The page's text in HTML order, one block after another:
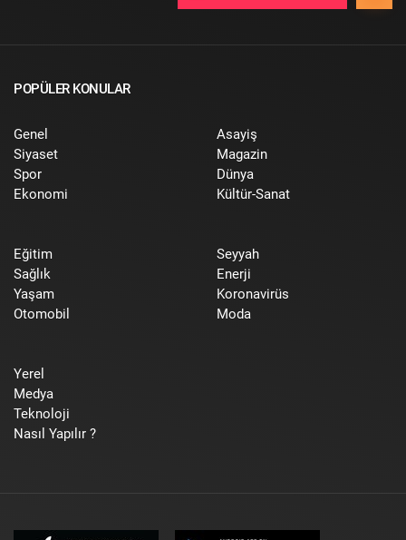
POPÜLER KONULAR
Genel
Siyaset
Spor
Ekonomi
Asayiş
Magazin
Dünya
Kültür-Sanat
Eğitim
Sağlık
Yaşam
Otomobil
Seyyah
Enerji
Koronavirüs
Moda
Yerel
Medya
Teknoloji
Nasıl Yapılır ?